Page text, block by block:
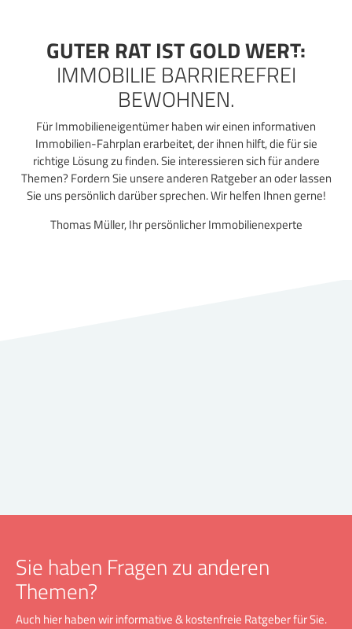
GUTER RAT IST GOLD WERT:
IMMOBILIE BARRIEREFREI
BEWOHNEN.
Für Immobilieneigentümer haben wir einen informativen
Immobilien-Fahrplan erarbeitet, der ihnen hilft, die für sie
richtige Lösung zu finden. Sie interessieren sich für andere
Themen? Fordern Sie unsere anderen Ratgeber an oder lassen
Sie uns persönlich darüber sprechen. Wir helfen Ihnen gerne!
Thomas Müller, Ihr persönlicher Immobilienexperte
Sie haben Fragen zu anderen
Themen?
Auch hier haben wir informative & kostenfreie Ratgeber für Sie.